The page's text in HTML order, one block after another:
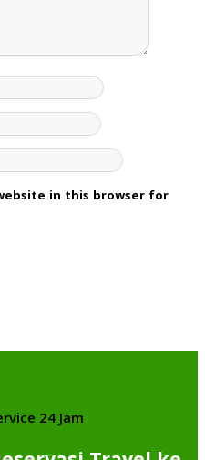
in this browser for
24 Jam